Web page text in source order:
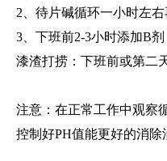
2、待片碱循环一小时左右
3、下班前2-3小时添加B剂
漆渣打捞：下班前或第二
注意：在正常工作中观察
控制好PH值能更好的消除